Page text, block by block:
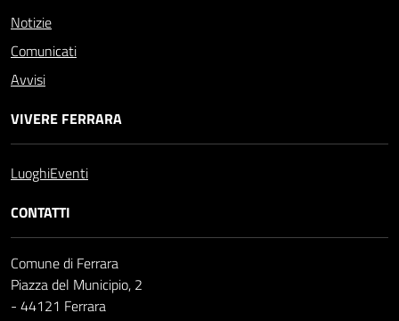
Notizie
Comunicati
Avvisi
VIVERE FERRARA
LuoghiEventi
CONTATTI
Comune di Ferrara
Piazza del Municipio, 2
- 44121 Ferrara